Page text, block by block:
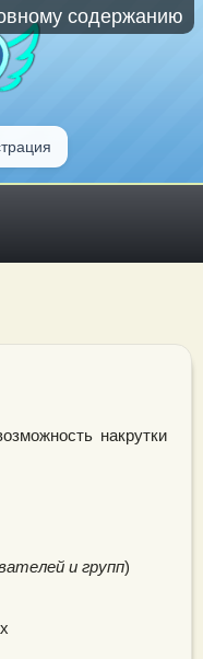
содержанию
накрутки
и групп)